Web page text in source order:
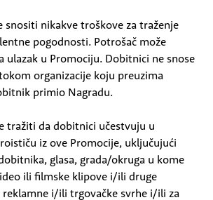
snositi nikakve troškove za traženje
pogodnosti. Potrošač može
ulazak u Promociju. Dobitnici ne snose
organizacije koju preuzima
primio Nagradu.
tražiti da dobitnici učestvuju u
iz ove Promocije, uključujući
glasa, grada/okruga u kome
ili filmske klipove i/ili druge
reklamne i/ili trgovačke svrhe i/ili za